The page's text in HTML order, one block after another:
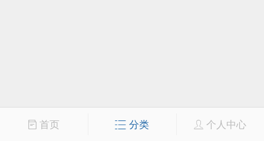
首页 分类 个人中心